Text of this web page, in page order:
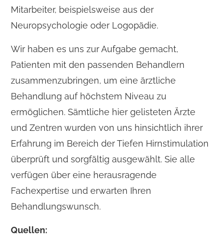
Mitarbeiter, beispielsweise aus der
Neuropsychologie oder Logopädie.
Wir haben es uns zur Aufgabe gemacht,
Patienten mit den passenden Behandlern
zusammenzubringen, um eine ärztliche
Behandlung auf höchstem Niveau zu
ermöglichen. Sämtliche hier gelisteten Ärzte
und Zentren wurden von uns hinsichtlich ihrer
Erfahrung im Bereich der Tiefen Hirnstimulation
überprüft und sorgfältig ausgewählt. Sie alle
verfügen über eine herausragende
Fachexpertise und erwarten Ihren
Behandlungswunsch.
Quellen: